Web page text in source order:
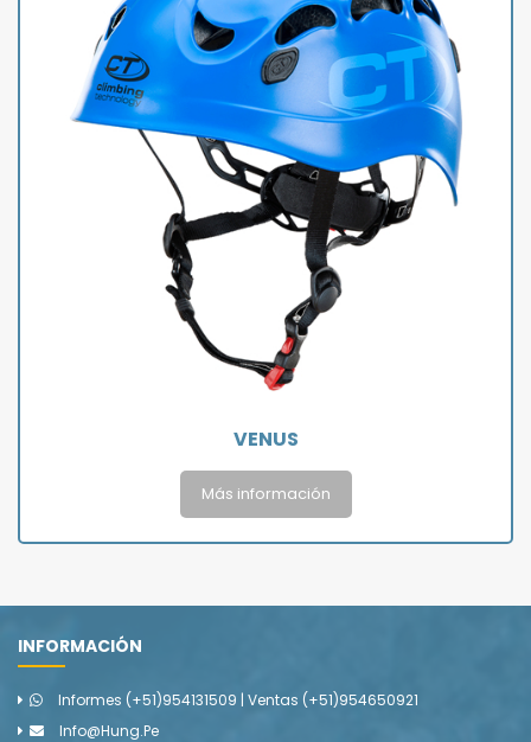
VENUS
Más información
INFORMACIÓN
Informes (+51)954131509 | Ventas (+51)954650921
Info@hung.pe